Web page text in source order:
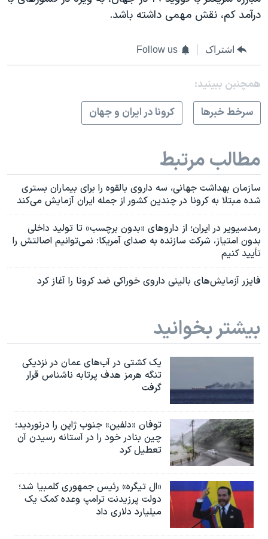
درآمد کم، نقش مهمی داشته باشد.
اشتراک Follow us
همچنبن ببینید:
سرخط خبرها
کرونا در ایران و جهان
مطالب مرتبط
سازمان بهداشت جهانی، سه داروی بالقوه را برای بیماران بستری
شده مبتلا به کرونا در چندین کشور از جمله ایران آزمایش می‌کند
رمدسیویر در ایران؛ از داروهای «بدون برچسب» تا تولید داخلی
بدون امتیاز، شرکت سازنده به صدای آمریکا: نمی‌توانیم اصالتش را
تأیید کنیم
فایزر آزمایش‌های بالینی داروی خوراکی ضد کرونا را آغاز کرد
بیشتر بخوانید
یک کشتی در آب‌های عمان در نزدیکی
تنگه هرمز هدف پرتابه ناشناس قرار
گرفت
توفان «دلفین» جنوب ژاپن را درنوردید؛
چین بنادر خود را در آستانه رسیدن آن
تعطیل کرد
«ال تیگره» رئیس جمهوری کلمبیا شد؛
دولت پرزیدنت ترامپ وعده کمک یک
میلیارد دلاری داد